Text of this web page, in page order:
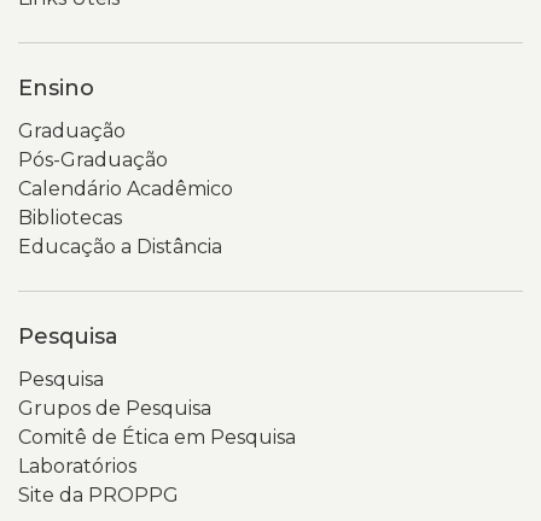
Ensino
Graduação
Pós-Graduação
Calendário Acadêmico
Bibliotecas
Educação a Distância
Pesquisa
Pesquisa
Grupos de Pesquisa
Comitê de Ética em Pesquisa
Laboratórios
Site da PROPPG